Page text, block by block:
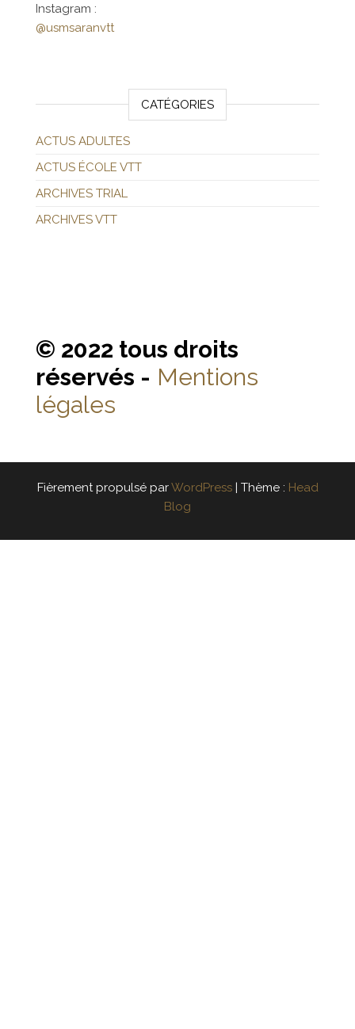
Instagram :
@usmsaranvtt
CATÉGORIES
ACTUS ADULTES
ACTUS ÉCOLE VTT
ARCHIVES TRIAL
ARCHIVES VTT
© 2022 tous droits
réservés - Mentions
légales
Fièrement propulsé parWordPress | Thème : Head
Blog